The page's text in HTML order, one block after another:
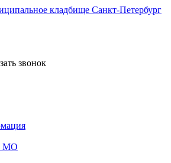
звонок
МО